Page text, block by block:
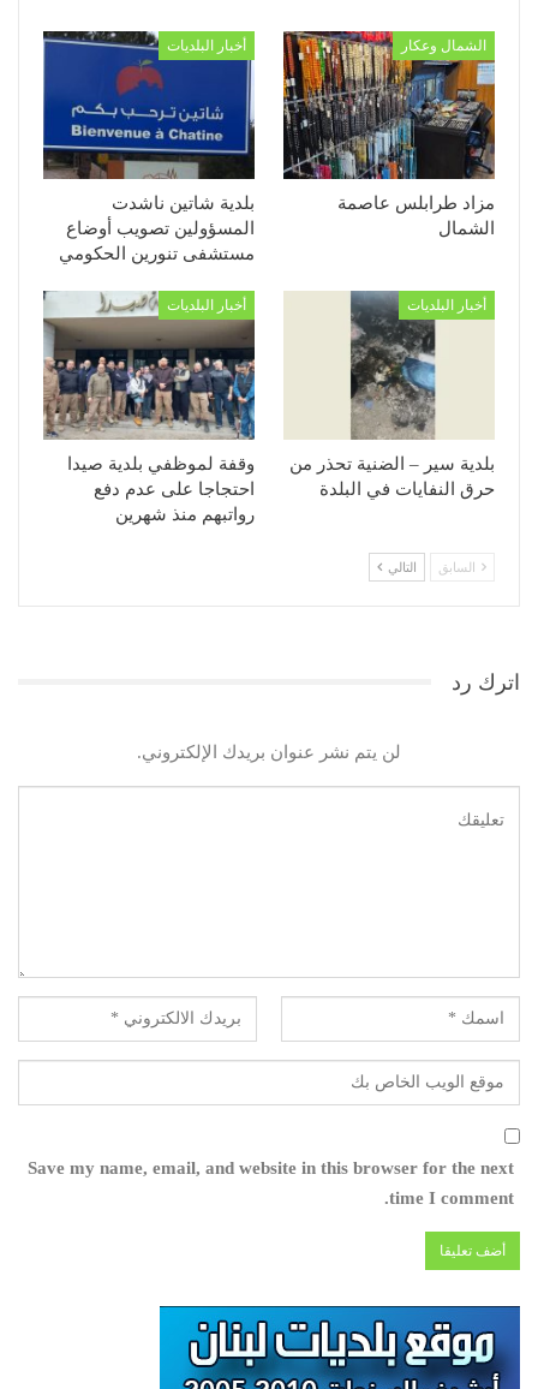
الشمال وعكار
مزاد طرابلس عاصمة
الشمال
أخبار البلديات
بلدية شاتين ناشدت
المسؤولين تصويب أوضاع
مستشفى تنورين الحكومي
أخبار البلديات
بلدية سير – الضنية تحذر من
حرق النفايات في البلدة
أخبار البلديات
وقفة لموظفي بلدية صيدا
احتجاجا على عدم دفع
رواتبهم منذ شهرين
السابق التالي
اترك رد
لن يتم نشر عنوان بريدك الإلكتروني.
Save my name, email, and website in this browser for the next
time I comment.